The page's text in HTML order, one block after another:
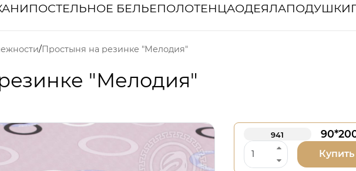
ПОСТЕЛЬНОЕ БЕЛЬЕПОЛОТЕНЦАОДЕЯЛАПОДУШКИ
Простыня на резинке "Мелодия"
"Мелодия"
941
Купить